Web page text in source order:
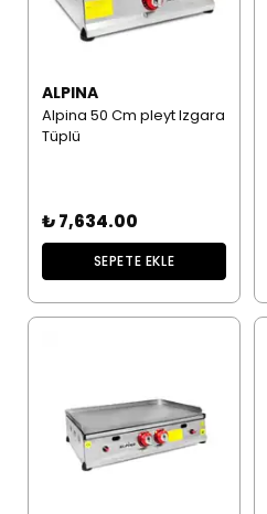
ALPINA
Alpina 50 Cm pleyt Izgara
Tüplü
₺ 7,634.00
SEPETE EKLE